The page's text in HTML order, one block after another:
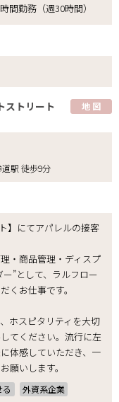
間勤務（週30時間）
ストリート
地 図
駅 徒歩9分
】にてアパレルの接客
・商品管理・ディスプ
”として、ラルフロー
くお仕事です。
ホスピタリティを大切
てください。流行に左
体感していただき、一
願いします。
外資系企業